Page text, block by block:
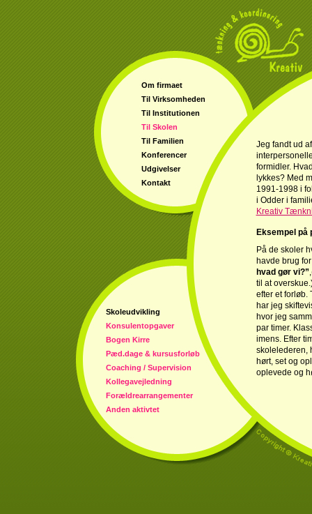
Om firmaet
Til Virksomheden
Til Institutionen
Til Skolen
Til Familien
Konferencer
Udgivelser
Kontakt
Jeg fandt ud
formidler.
lykkes? Med
1991-1998 i
i Odder i
Kreativ
Eksempel på
På de skoler
havde brug
hvad gør vi?”
til at
efter et forløb.
har jeg
hvor jeg
par timer.
imens. Efter
skolelederen,
hørt, set og
oplevede og
Skoleudvikling
Konsulentopgaver
Bogen Kirre
Pæd.dage & kursusforløb
Coaching / Supervision
Kollegavejledning
Forældrearrangementer
Anden aktivtet